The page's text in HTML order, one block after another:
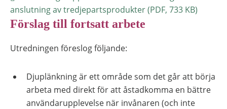
anslutning av tredjepartsprodukter (PDF, 733 KB)
Förslag till fortsatt arbete
Utredningen föreslog följande:
Djuplänkning är ett område som det går att börja
arbeta med direkt för att åstadkomma en bättre
användarupplevelse när invånaren (och inte